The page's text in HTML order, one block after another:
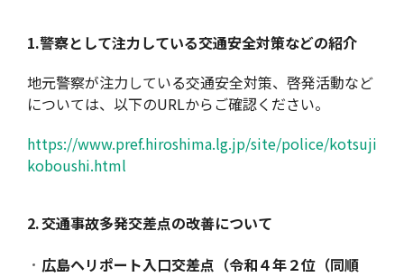
1.警察として注力している交通安全対策などの紹介
地元警察が注力している交通安全対策、啓発活動など
については、以下のURLからご確認ください。
https://www.pref.hiroshima.lg.jp/site/police/kotsuji
koboushi.html
2.交通事故多発交差点の改善について
広島ヘリポート入口交差点（令和４年２位（同順